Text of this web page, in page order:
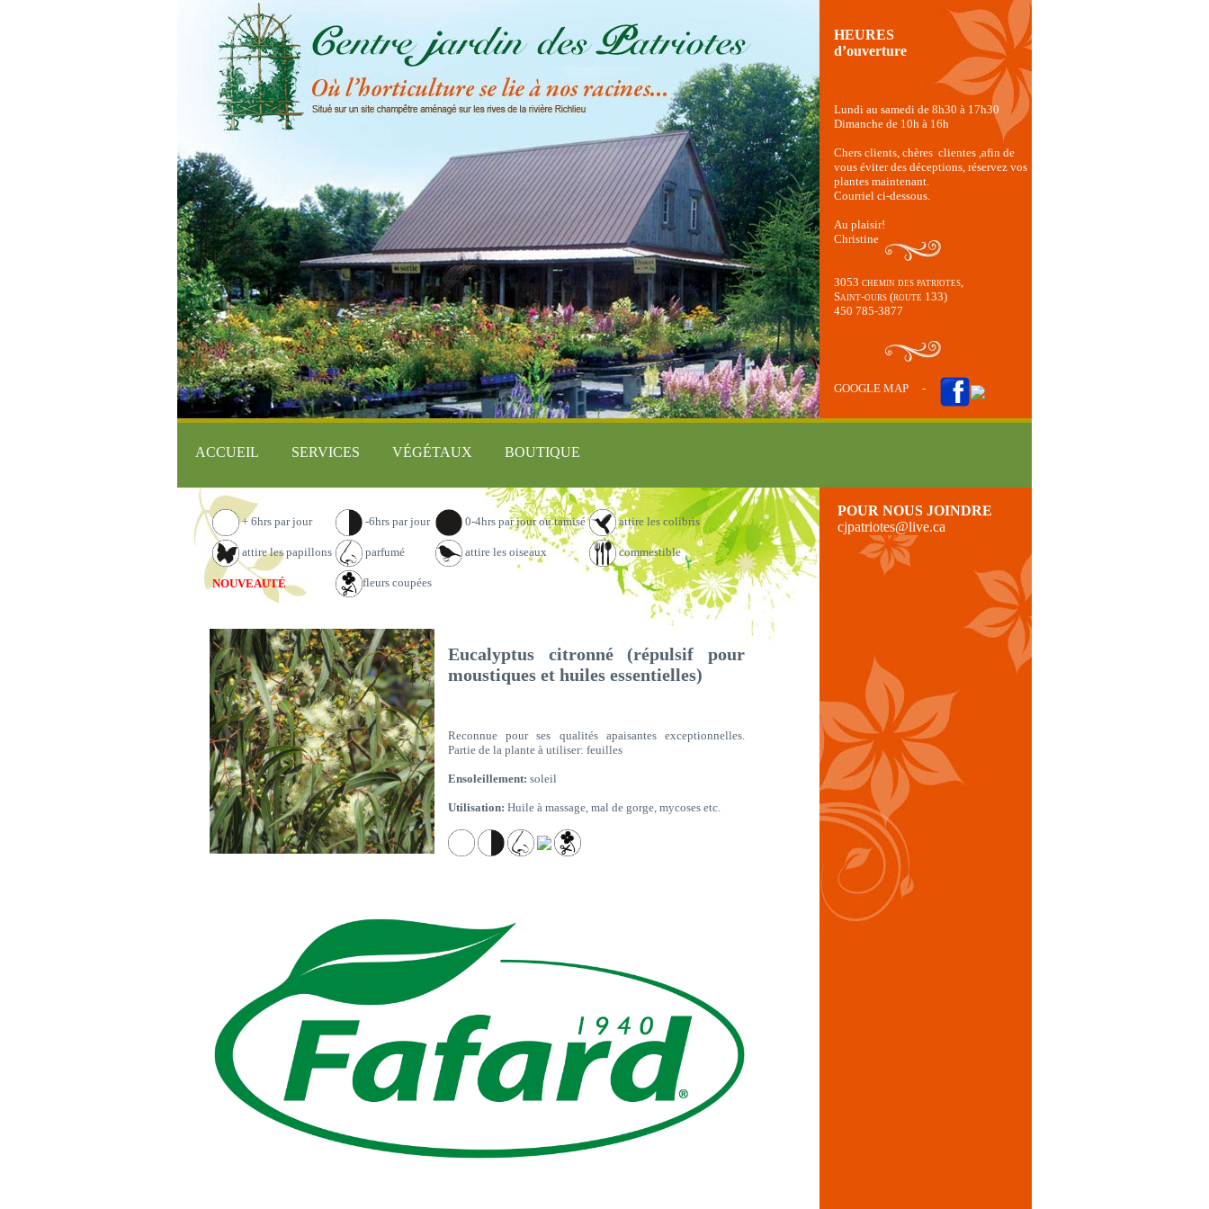
HEURES
d’ouverture
Lundi au samedi de 8h30 à 17h30
Dimanche de 10h à 16h
Chers clients, chères clientes ,afin de
vous éviter des déceptions, réservez vos
plantes maintenant.
Courriel ci-dessous.
Au plaisir!
Christine
3053 chemin des patriotes,
Saint-ours (route 133)
450 785-3877
GOOGLE MAP -
ACCUEIL SERVICES VÉGÉTAUX BOUTIQUE
+ 6hrs par jour -6hrs par jour 0-4hrs par jour ou tamisé attire les colibris
attire les papillons parfumé attire les oiseaux commestible
NOUVEAUTÉ fleurs coupées
Eucalyptus citronné (répulsif pour
moustiques et huiles essentielles)
Reconnue pour ses qualités apaisantes exceptionnelles.
Partie de la plante à utiliser: feuilles
Ensoleillement: soleil
Utilisation: Huile à massage, mal de gorge, mycoses etc.
POUR NOUS JOINDRE
cjpatriotes@live.ca